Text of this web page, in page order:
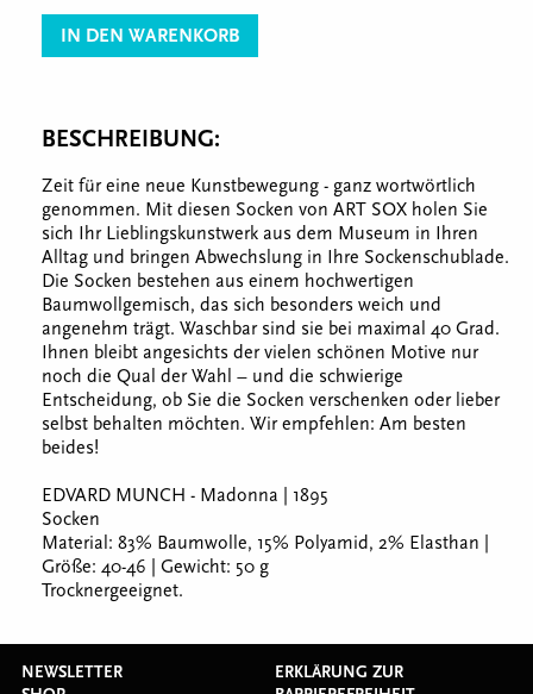
IN DEN WARENKORB
BESCHREIBUNG:
Zeit für eine neue Kunstbewegung - ganz wortwörtlich
genommen. Mit diesen Socken von ART SOX holen Sie
sich Ihr Lieblingskunstwerk aus dem Museum in Ihren
Alltag und bringen Abwechslung in Ihre Sockenschublade.
Die Socken bestehen aus einem hochwertigen
Baumwollgemisch, das sich besonders weich und
angenehm trägt. Waschbar sind sie bei maximal 40 Grad.
Ihnen bleibt angesichts der vielen schönen Motive nur
noch die Qual der Wahl – und die schwierige
Entscheidung, ob Sie die Socken verschenken oder lieber
selbst behalten möchten. Wir empfehlen: Am besten
beides!
EDVARD MUNCH - Madonna | 1895
Socken
Material: 83% Baumwolle, 15% Polyamid, 2% Elasthan |
Größe: 40-46 | Gewicht: 50 g
Trocknergeeignet.
NEWSLETTER
ERKLÄRUNG ZUR